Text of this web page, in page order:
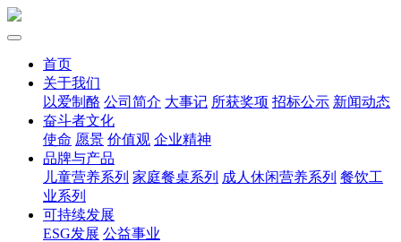
首页
关于我们
以爱制酪 公司简介 大事记 所获奖项 招标公示 新闻动态
奋斗者文化
使命 愿景 价值观 企业精神
品牌与产品
儿童营养系列 家庭餐桌系列 成人休闲营养系列 餐饮工
业系列
可持续发展
ESG发展 公益事业